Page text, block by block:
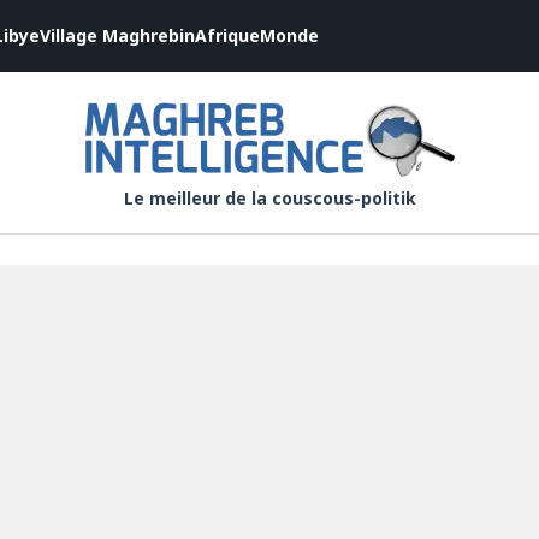
Village MaghrebinAfriqueMonde
Le meilleur de la couscous-politik